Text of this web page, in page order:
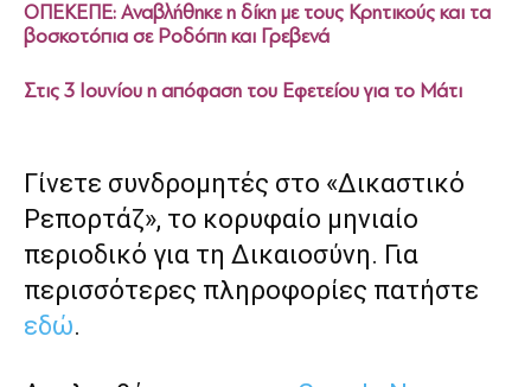
ΟΠΕΚΕΠΕ: Αναβλήθηκε η δίκη με τους Κρητικούς και τα
βοσκοτόπια σε Ροδόπη και Γρεβενά
Στις 3 Ιουνίου η απόφαση του Εφετείου για το Μάτι
Γίνετε συνδρομητές στο «Δικαστικό
Ρεπορτάζ», το κορυφαίο μηνιαίο
περιοδικό για τη Δικαιοσύνη. Για
περισσότερες πληροφορίες πατήστε
εδώ.